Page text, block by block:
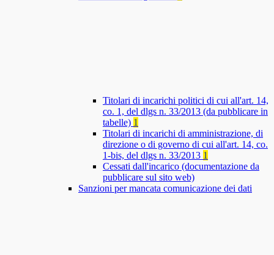
Titolari di incarichi politici di cui all'art. 14,
co. 1, del dlgs n. 33/2013 (da pubblicare in
tabelle) 1
Titolari di incarichi di amministrazione, di
direzione o di governo di cui all'art. 14, co.
1-bis, del dlgs n. 33/2013 1
Cessati dall'incarico (documentazione da
pubblicare sul sito web)
Sanzioni per mancata comunicazione dei dati